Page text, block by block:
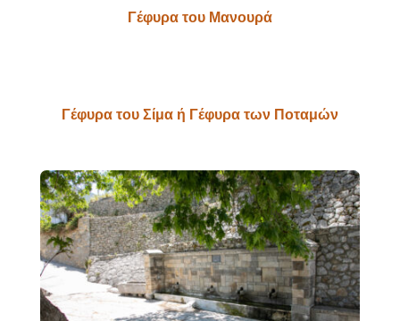
Γέφυρα του Μανουρά
Γέφυρα του Σίμα ή Γέφυρα των Ποταμών